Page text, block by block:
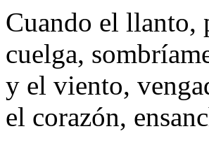
Cuando el llanto,
cuelga,
y el viento,
el corazón,